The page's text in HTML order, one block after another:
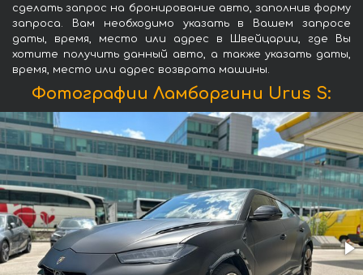
сделать запрос на бронирование авто, заполнив форму
запроса. Вам необходимо указать в Вашем запросе
даты, время, место или адрес в Швейцарии, где Вы
хотите получить данный авто, а также указать даты,
время, место или адрес возврата машины.
Фотографии Ламборгини Urus S: